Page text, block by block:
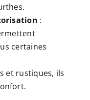
:
certaines
et rustiques, ils